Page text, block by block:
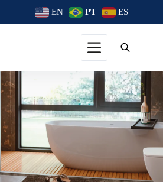
EN PT ES